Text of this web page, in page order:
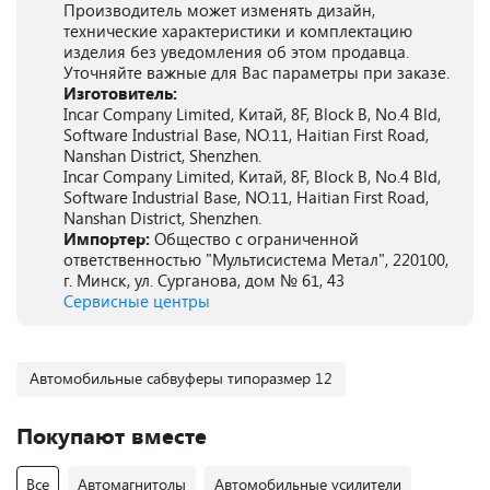
Производитель может изменять дизайн,
технические характеристики и комплектацию
изделия без уведомления об этом продавца.
Уточняйте важные для Вас параметры при заказе.
Изготовитель:
Incar Company Limited, Китай, 8F, Block B, No.4 Bld,
Software Industrial Base, NO.11, Haitian First Road,
Nanshan District, Shenzhen.
Incar Company Limited, Китай, 8F, Block B, No.4 Bld,
Software Industrial Base, NO.11, Haitian First Road,
Nanshan District, Shenzhen.
Импортер: Общество с ограниченной
ответственностью "Мультисистема Метал", 220100,
г. Минск, ул. Сурганова, дом № 61, 43
Сервисные центры
Автомобильные сабвуферы типоразмер 12
Покупают вместе
Все Автомагнитолы Автомобильные усилители